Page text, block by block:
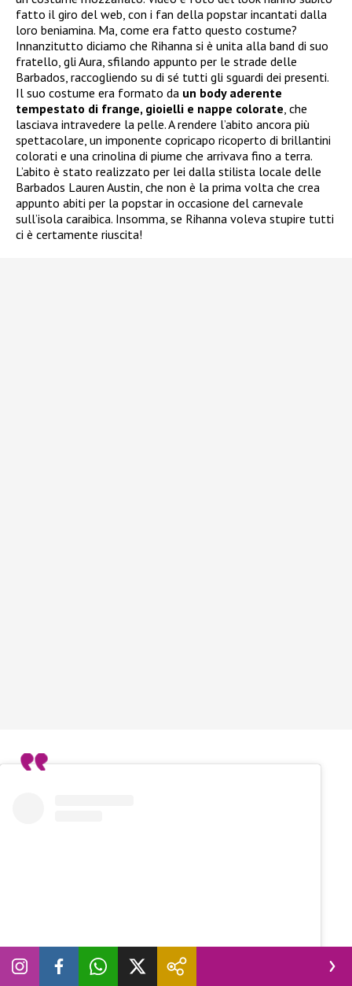
fatto il giro del web, con i fan della popstar incantati dalla
loro beniamina. Ma, come era fatto questo costume?
Innanzitutto diciamo che Rihanna si è unita alla band di suo
fratello, gli Aura, sfilando appunto per le strade delle
Barbados, raccogliendo su di sé tutti gli sguardi dei presenti.
Il suo costume era formato da un body aderente
tempestato di frange, gioielli e nappe colorate, che
lasciava intravedere la pelle. A rendere l’abito ancora più
spettacolare, un imponente copricapo ricoperto di brillantini
colorati e una crinolina di piume che arrivava fino a terra.
L’abito è stato realizzato per lei dalla stilista locale delle
Barbados Lauren Austin, che non è la prima volta che crea
appunto abiti per la popstar in occasione del carnevale
sull’isola caraibica. Insomma, se Rihanna voleva stupire tutti
ci è certamente riuscita!